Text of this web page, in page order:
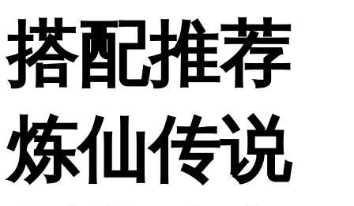
搭配推荐
炼仙传说